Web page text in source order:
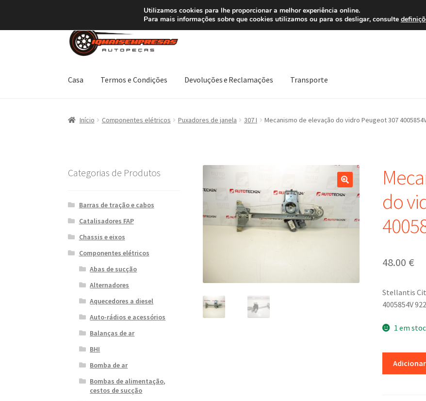
ENVIO a partir de 7 EUR
Ir
para
Saltar
para
Casa Termos e Condições Devoluções e Reclamações Transporte
Início Componentes elétricos Puxadores de janela 307 I Mecanismo de elevação do vidro Peugeot 307
do
48.00 €
Stellantis
4005854V
1 em
Adicionar
Categorias de Produtos
Barras de tração e cabos
Catalisadores FAP
Chassis e eixos
Componentes elétricos
Abas de sucção
Alternadores
Aquecedores a diesel
Auto-rádios e acessórios
Balanças de ar
BHI
Bomba de ar
Bombas de alimentação,
cestos de sucção
Utilizamos cookies para lhe proporcionar a melhor experiência online.
Para mais informações sobre que cookies utilizamos ou para os desligar, consulte